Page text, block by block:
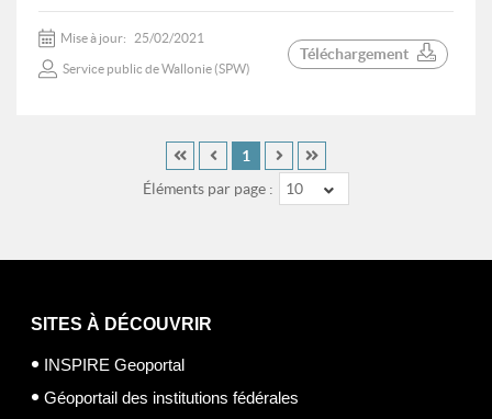
Mise à jour: 25/02/2021
Service public de Wallonie (SPW)
Téléchargement
Éléments par page : 10
1
SITES À DÉCOUVRIR
INSPIRE Geoportal
Géoportail des institutions fédérales